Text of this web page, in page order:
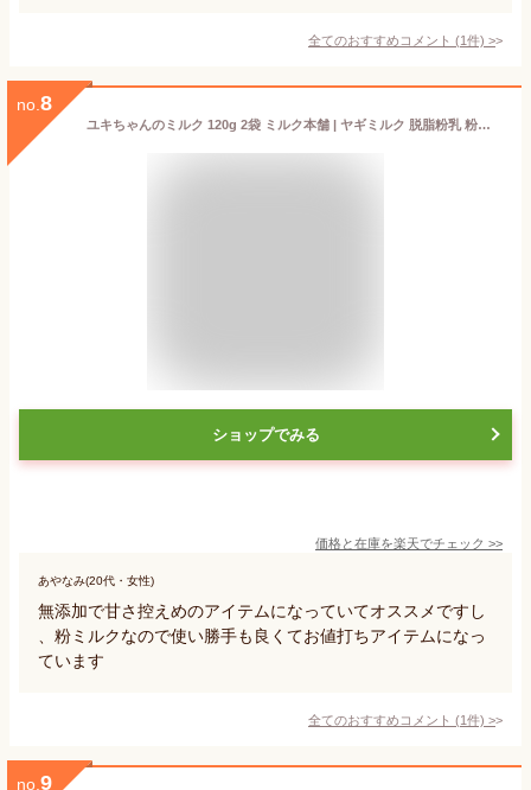
全てのおすすめコメント (1件) >
no. 8
ユキちゃんのミルク 120g 2袋 ミルク本舗 | ヤギミルク 脱脂粉乳 粉ミルク 着色料 香料 保存料 不使用 無添加 高タンパク 低脂肪 EFSA 甘さ控えめ メール便 送料無料
ショップでみる
価格と在庫を楽天でチェック >>
あやなみ(20代・女性)
無添加で甘さ控えめのアイテムになっていてオススメですし
、粉ミルクなので使い勝手も良くてお値打ちアイテムになっ
ています
全てのおすすめコメント (1件) >
no. 9